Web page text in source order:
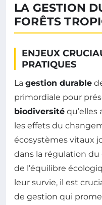
LA GESTION
FORÊTS
ENJEUX
PRATIQUES
La gestion durable
primordiale pour
biodiversité
les effets du
écosystèmes vitaux
dans la régulation
de l’équilibre
leur survie, il est
de gestion qui